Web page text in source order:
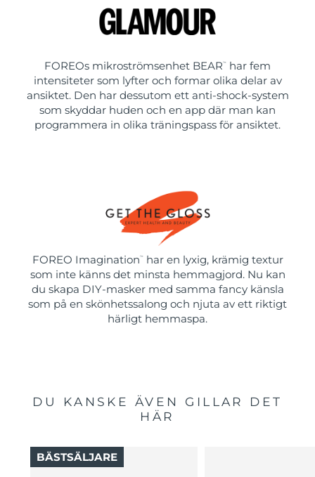
FOREOs mikroströmsenhet BEAR ™
har fem
intensiteter som lyfter och formar olika delar av
ansiktet. Den har dessutom ett anti-shock-system
som skyddar huden och en app där man kan
programmera in olika träningspass för ansiktet.
FOREO Imagination ™
har en lyxig, krämig textur
som inte känns det minsta hemmagjord. Nu kan
du skapa DIY-masker med samma fancy känsla
som på en skönhetssalong och njuta av ett riktigt
härligt hemmaspa.
DU KANSKE ÄVEN GILLAR DET
HÄR
BÄSTSÄLJARE